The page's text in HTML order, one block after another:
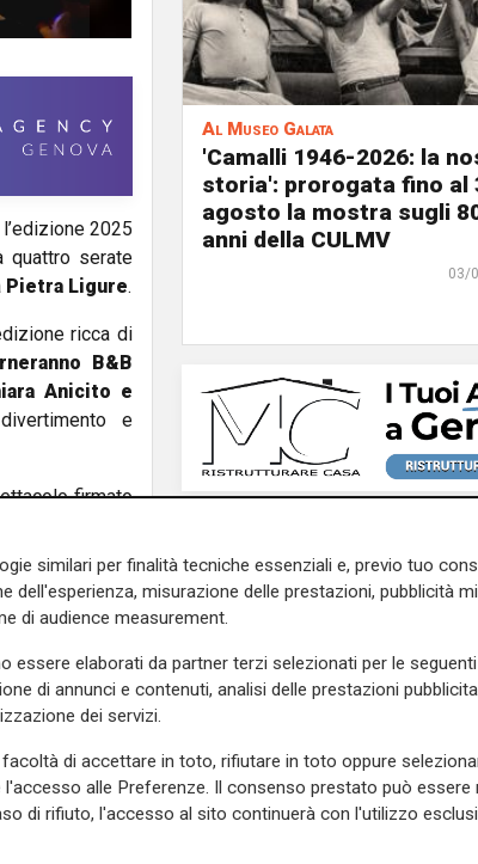
2025
quattro serate
Pietra Ligure.
ricca di
B&B
Anicito e
e
firmato
con
quotidiana.
gruppo delle
Villa con
estivo
un cartellone
e oltre.
sito ufficiale
presso
giovedì anche
Al Museo Galata
'Camalli 1946-2026: la
storia': prorogata fino al
agosto la mostra sugli
anni della CULMV
03/
L'artista
GOG, Notturni en plein
similari per finalità tecniche essenziali e, previo tuo
dell'esperienza, misurazione delle prestazioni, pubblicità
di audience measurement.
essere elaborati da partner terzi selezionati per le
di annunci e contenuti, analisi delle prestazioni
dei servizi.
di accettare in toto, rifiutare in toto oppure
alle Preferenze. Il consenso prestato può essere
di rifiuto, l'accesso al sito continuerà con l'utilizzo